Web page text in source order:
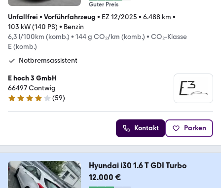
Guter Preis
Unfallfrei • Vorführfahrzeug • EZ 12/2025 • 6.488 km •
103 kW (140 PS) • Benzin
6,3 l/100km (komb.) • 144 g CO₂/km (komb.) • CO₂-Klasse
E (komb.)
Notbremsassistent
E hoch 3 GmbH
66497 Contwig
4.2 Sterne
(59)
Kontakt Parken
Hyundai i30 1.6 T GDI Turbo
12.000 €